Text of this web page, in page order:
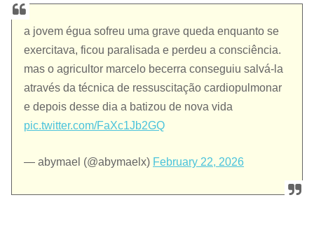
a jovem égua sofreu uma grave queda enquanto se
exercitava, ficou paralisada e perdeu a consciência.
mas o agricultor marcelo becerra conseguiu salvá-la
através da técnica de ressuscitação cardiopulmonar
e depois desse dia a batizou de nova vida
pic.twitter.com/FaXc1Jb2GQ
— abymael (@abymaelx) February 22, 2026